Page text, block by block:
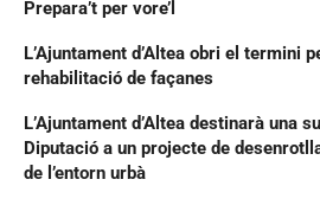
Prepara’t per vore’l
L’Ajuntament d’Altea obri el termini
rehabilitació de façanes
L’Ajuntament d’Altea destinarà una
Diputació a un projecte de
de l’entorn urbà